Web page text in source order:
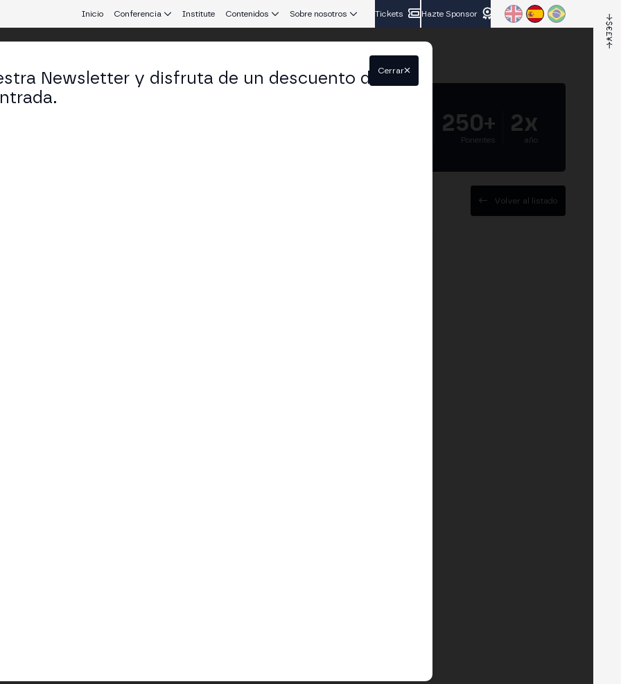
Inicio Conferencia Institute Contenidos Sobre nosotros Tickets Hazte Sponsor
250+
Ponentes
2x
año
Volver al listado
Newsletter y disfruta de un descuento delCerrar